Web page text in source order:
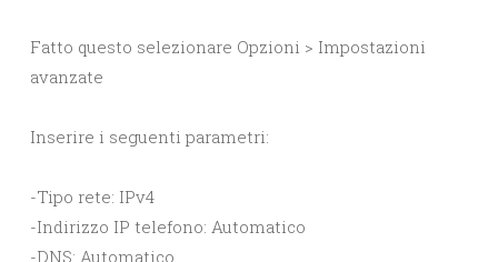
Fatto questo selezionare Opzioni > Impostazioni
avanzate
Inserire i seguenti parametri:
-Tipo rete: IPv4
-Indirizzo IP telefono: Automatico
-DNS: Automatico